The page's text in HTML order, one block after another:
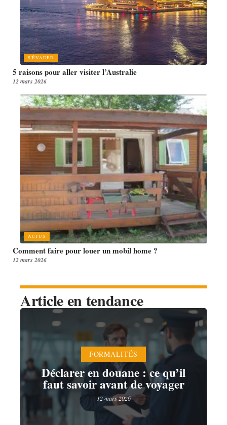
S'ÉVADER
5 raisons pour aller visiter l’Australie
12 mars 2026
ACTUS
Comment faire pour louer un mobil home ?
12 mars 2026
Article en tendance
FORMALITÉS
Déclarer en douane : ce qu’il
faut savoir avant de voyager
12 mars 2026